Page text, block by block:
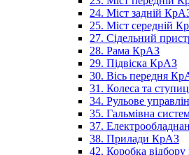
24. Міст задній
25. Міст середній
27. Сідельний
28. Рама КрАЗ
29. Підвіска КрАЗ
30. Вісь передня
31. Колеса та
34. Рульове
35. Гальмівна
37.
38. Прилади КрАЗ
42. Коробка